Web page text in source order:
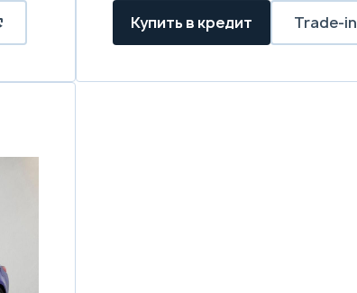
Купить в кредит Trade-in